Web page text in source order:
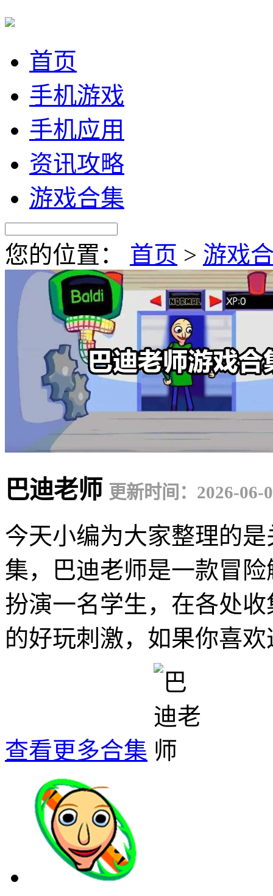
首页
手机游戏
手机应用
资讯攻略
游戏合集
您的位置： 首页 > 游戏
巴迪老师 更新时间：2026-06-
今天小编为大家整理的
集，巴迪老师是一款冒
扮演一名学生，在各处
的好玩刺激，如果你喜
查看更多合集